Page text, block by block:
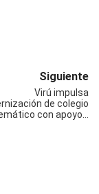
Siguiente
Virú impulsa
de colegio
con apoyo…